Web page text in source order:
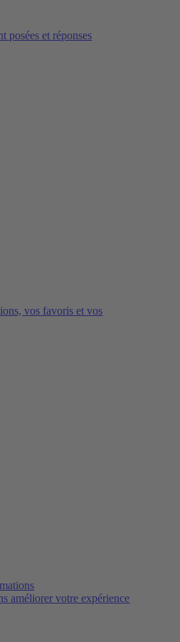
posées et réponses
vos favoris et vos
améliorer votre expérience